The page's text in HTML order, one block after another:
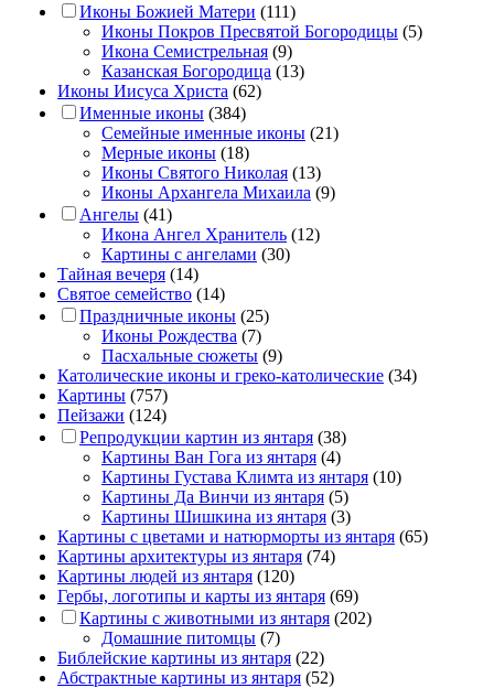
Иконы Божией Матери (111)
Иконы Покров Пресвятой Богородицы (5)
Икона Семистрельная (9)
Казанская Богородица (13)
Иконы Иисуса Христа (62)
Именные иконы (384)
Семейные именные иконы (21)
Мерные иконы (18)
Иконы Святого Николая (13)
Иконы Архангела Михаила (9)
Ангелы (41)
Икона Ангел Хранитель (12)
Картины с ангелами (30)
Тайная вечеря (14)
Святое семейство (14)
Праздничные иконы (25)
Иконы Рождества (7)
Пасхальные сюжеты (9)
Католические иконы и греко-католические (34)
Картины (757)
Пейзажи (124)
Репродукции картин из янтаря (38)
Картины Ван Гога из янтаря (4)
Картины Густава Климта из янтаря (10)
Картины Да Винчи из янтаря (5)
Картины Шишкина из янтаря (3)
Картины с цветами и натюрморты из янтаря (65)
Картины архитектуры из янтаря (74)
Картины людей из янтаря (120)
Гербы, логотипы и карты из янтаря (69)
Картины с животными из янтаря (202)
Домашние питомцы (7)
Библейские картины из янтаря (22)
Абстрактные картины из янтаря (52)